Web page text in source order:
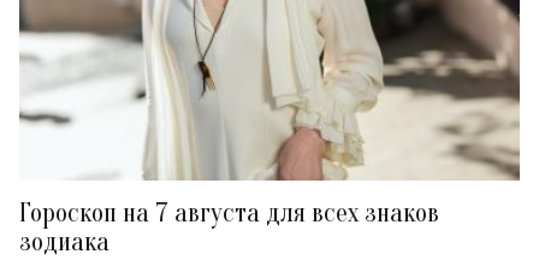
Гороскоп на 7 августа для всех знаков
зодиака